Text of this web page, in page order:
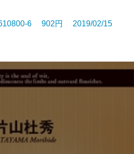
6 902円 2019/02/15